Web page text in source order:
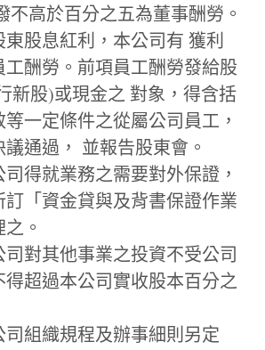
不高於百分之五為董事酬勞。
股息紅利，本公司有 獲利
酬勞。前項員工酬勞發給股
新股)或現金之 對象，得含括
一定條件之從屬公司員工，
通過， 並報告股東會。
得就業務之需要對外保證，
「資金貸與及背書保證作業
。
對其他事業之投資不受公司
超過本公司實收股本百分之
組織規程及辦事細則另定